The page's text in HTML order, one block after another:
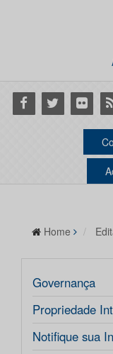
Facebook
Twitter Flickr
Home
Governança
Propriedade
Notifique sua